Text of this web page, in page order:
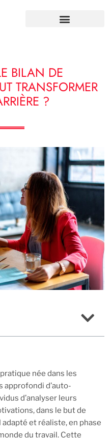
BILAN DE
TRANSFORMER
?
née dans les
approfondi d’auto-
d’analyser leurs
dans le but de
et réaliste, en phase
du travail. Cette